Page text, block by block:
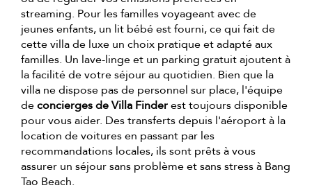
streaming. Pour les familles voyageant avec de
jeunes enfants, un lit bébé est fourni, ce qui fait de
cette villa de luxe un choix pratique et adapté aux
familles. Un lave-linge et un parking gratuit ajoutent à
la facilité de votre séjour au quotidien. Bien que la
villa ne dispose pas de personnel sur place, l'équipe
deconcierges de Villa Finderest toujours disponible
pour vous aider. Des transferts depuis l'aéroport à la
location de voitures en passant par les
recommandations locales, ils sont prêts à vous
assurer un séjour sans problème et sans stress à Bang
Tao Beach.